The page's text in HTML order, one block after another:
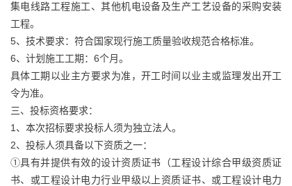
集电线路工程施工、其他机电设备及生产工艺设备的采购安装
工程。
5、技术要求：符合国家现行施工质量验收规范合格标准。
6、计划施工工期：6个月。
具体工期以业主方要求为准，开工时间以业主或监理发出开工
令为准。
三、投标资格要求：
1、本次招标要求投标人须为独立法人。
2、投标人须具备以下资质之一：
①具有并提供有效的设计资质证书（工程设计综合甲级资质证
书、或工程设计电力行业甲级以上资质证书、或工程设计电力